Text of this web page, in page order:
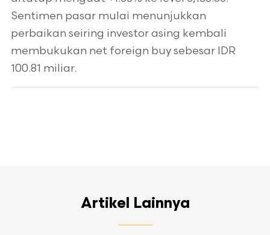
Sentimen pasar mulai menunjukkan
perbaikan seiring investor asing kembali
membukukan net foreign buy sebesar IDR
100.81 miliar.
Artikel Lainnya